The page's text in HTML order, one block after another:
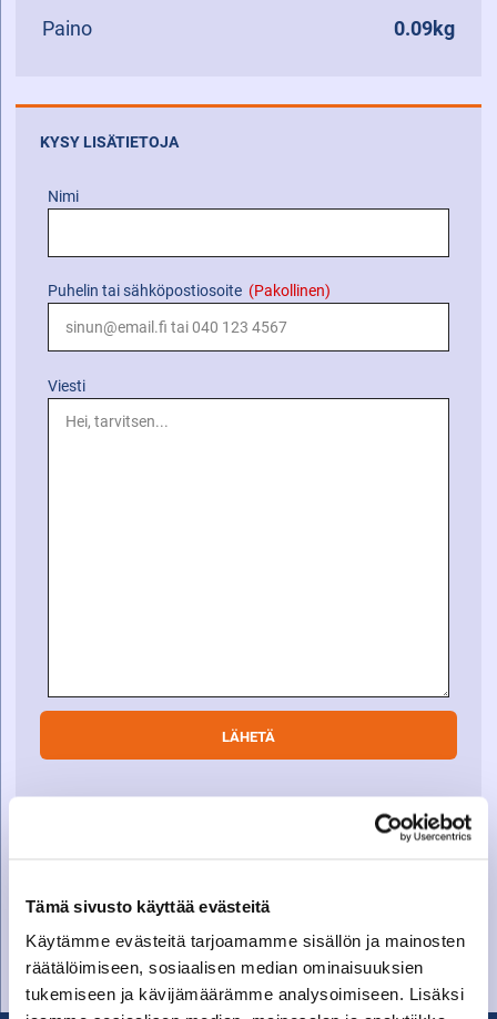
Tämä sivusto käyttää evästeitä
Käytämme evästeitä tarjoamamme sisällön ja mainosten
räätälöimiseen, sosiaalisen median ominaisuuksien
tukemiseen ja kävijämäärämme analysoimiseen. Lisäksi
Paino 0.09kg
KYSY LISÄTIETOJA
Nimi
Puhelin tai sähköpostiosoite (Pakollinen)
Viesti
010 27 91 831
varaosat@suomenkonetalo.fi